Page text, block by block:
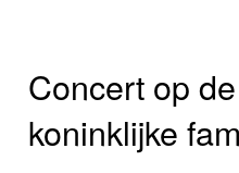
Concert op
koninklijke